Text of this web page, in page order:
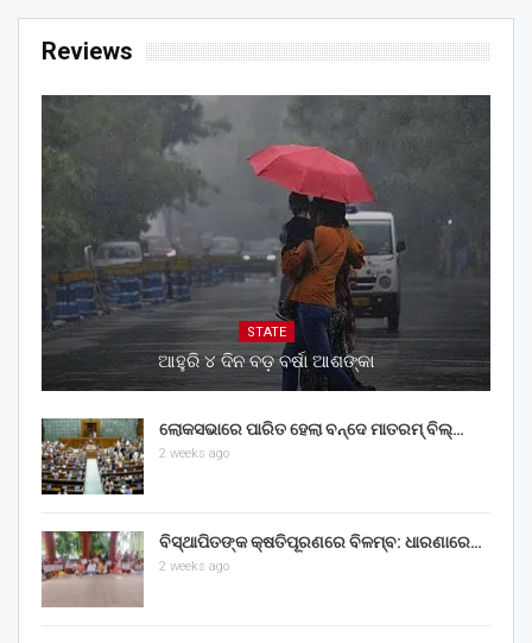
Reviews
STATE
ଆହୁରି ୪ ଦିନ ବଡ଼ ବର୍ଷା ଆଶଙ୍କା
ଲୋକସଭାରେ ପାରିତ ହେଲା ବନ୍ଦେ ମାତରମ୍‌ ବିଲ୍‌…
2 weeks ago
ବିସ୍ଥାପିତଙ୍କ କ୍ଷତିପୂରଣରେ ବିଳମ୍ବ: ଧାରଣାରେ…
2 weeks ago